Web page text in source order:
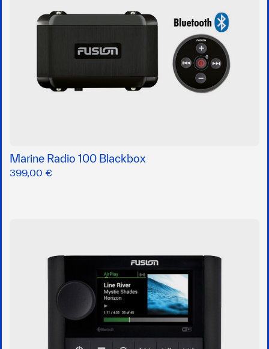
Marine Radio 100 Blackbox
399,00 €